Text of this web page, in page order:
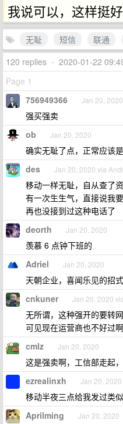
我说可以，这样挺好
无耻 短信 联通
120 replies • 2020-01-22
Page 1
756949366 Jan 20, 2020
强买强卖
ob Jan 20, 2020
确实无耻了点，正常应该
des Jan 20, 2020 via
移动一样无耻，自从查了
有一次生生气，直接说我
再也没接到过这种电话了
deorth Jan 20, 2020
羡慕 6 点钟下班的
Adriel Jan 20, 2020
天朝企业，喜闻乐见的招式
cnkuner Jan 20, 2020
无所谓，这种强开的要转
可见现在运营商也不好过啊
cmlz Jan 20, 2020
这是强卖啊，工信部走起
ezrealinxh Jan 20, 2020
移动半夜三点给我发过类
Aprilming Jan 20, 2020